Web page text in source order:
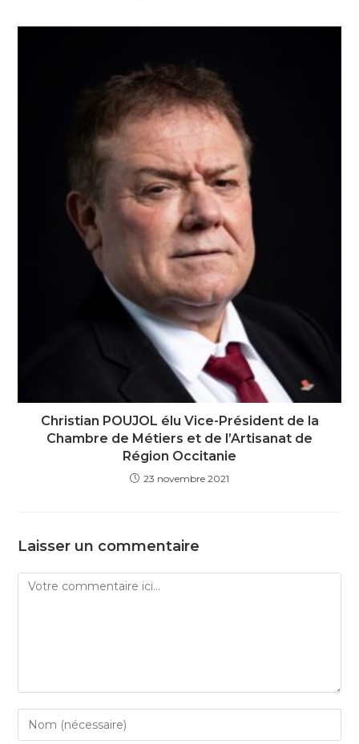
Christian POUJOL élu Vice-Président de la
Chambre de Métiers et de l’Artisanat de
Région Occitanie
23 novembre 2021
Laisser un commentaire